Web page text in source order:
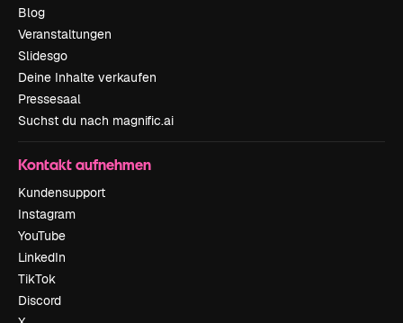
Blog
Veranstaltungen
Slidesgo
Deine Inhalte verkaufen
Pressesaal
Suchst du nach magnific.ai
Kontakt aufnehmen
Kundensupport
Instagram
YouTube
LinkedIn
TikTok
Discord